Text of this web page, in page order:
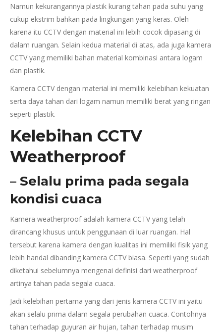
Namun kekurangannya plastik kurang tahan pada suhu yang
cukup ekstrim bahkan pada lingkungan yang keras. Oleh
karena itu CCTV dengan material ini lebih cocok dipasang di
dalam ruangan. Selain kedua material di atas, ada juga kamera
CCTV yang memiliki bahan material kombinasi antara logam
dan plastik.
Kamera CCTV dengan material ini memiliki kelebihan kekuatan
serta daya tahan dari logam namun memiliki berat yang ringan
seperti plastik.
Kelebihan CCTV
Weatherproof
– Selalu prima pada segala
kondisi cuaca
Kamera weatherproof adalah kamera CCTV yang telah
dirancang khusus untuk penggunaan di luar ruangan. Hal
tersebut karena kamera dengan kualitas ini memiliki fisik yang
lebih handal dibanding kamera CCTV biasa. Seperti yang sudah
diketahui sebelumnya mengenai definisi dari weatherproof
artinya tahan pada segala cuaca.
Jadi kelebihan pertama yang dari jenis kamera CCTV ini yaitu
akan selalu prima dalam segala perubahan cuaca. Contohnya
tahan terhadap guyuran air hujan, tahan terhadap musim